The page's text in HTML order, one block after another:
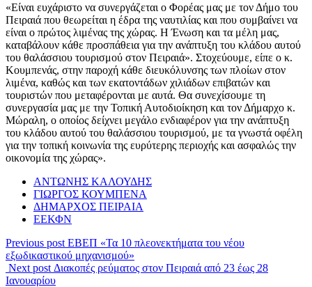
«Είναι ευχάριστο να συνεργάζεται ο Φορέας μας με τον Δήμο του
Πειραιά που θεωρείται η έδρα της ναυτιλίας και που συμβαίνει να
είναι ο πρώτος λιμένας της χώρας. Η Ένωση και τα μέλη μας,
καταβάλουν κάθε προσπάθεια για την ανάπτυξη του κλάδου αυτού
του θαλάσσιου τουρισμού στον Πειραιά». Στοχεύουμε, είπε ο κ.
Κουμπενάς, στην παροχή κάθε διευκόλυνσης των πλοίων στον
λιμένα, καθώς και των εκατοντάδων χιλιάδων επιβατών και
τουριστών που μεταφέρονται με αυτά. Θα συνεχίσουμε τη
συνεργασία μας με την Τοπική Αυτοδιοίκηση και τον Δήμαρχο κ.
Μώραλη, ο οποίος δείχνει μεγάλο ενδιαφέρον για την ανάπτυξη
του κλάδου αυτού του θαλάσσιου τουρισμού, με τα γνωστά οφέλη
για την τοπική κοινωνία της ευρύτερης περιοχής και ασφαλώς την
οικονομία της χώρας».
ΑΝΤΩΝΗΣ ΚΑΛΟΥΔΗΣ
ΓΙΩΡΓΟΣ ΚΟΥΜΠΕΝΑ
ΔΗΜΑΡΧΟΣ ΠΕΙΡΑΙΑ
ΕΕΚΦΝ
Previous post ΕΒΕΠ «Τα 10 πλεονεκτήματα του νέου
εξωδικαστικού μηχανισμού»
Next post Διακοπές ρεύματος στον Πειραιά από 23 έως 28
Ιανουαρίου